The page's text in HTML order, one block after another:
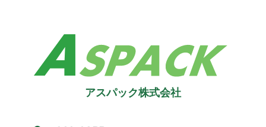
アスパック株式会社